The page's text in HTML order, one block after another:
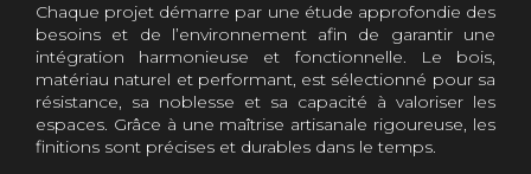
Chaque projet démarre par une étude approfondie des
besoins et de l’environnement afin de garantir une
intégration harmonieuse et fonctionnelle. Le bois,
matériau naturel et performant, est sélectionné pour sa
résistance, sa noblesse et sa capacité à valoriser les
espaces. Grâce à une maîtrise artisanale rigoureuse, les
finitions sont précises et durables dans le temps.